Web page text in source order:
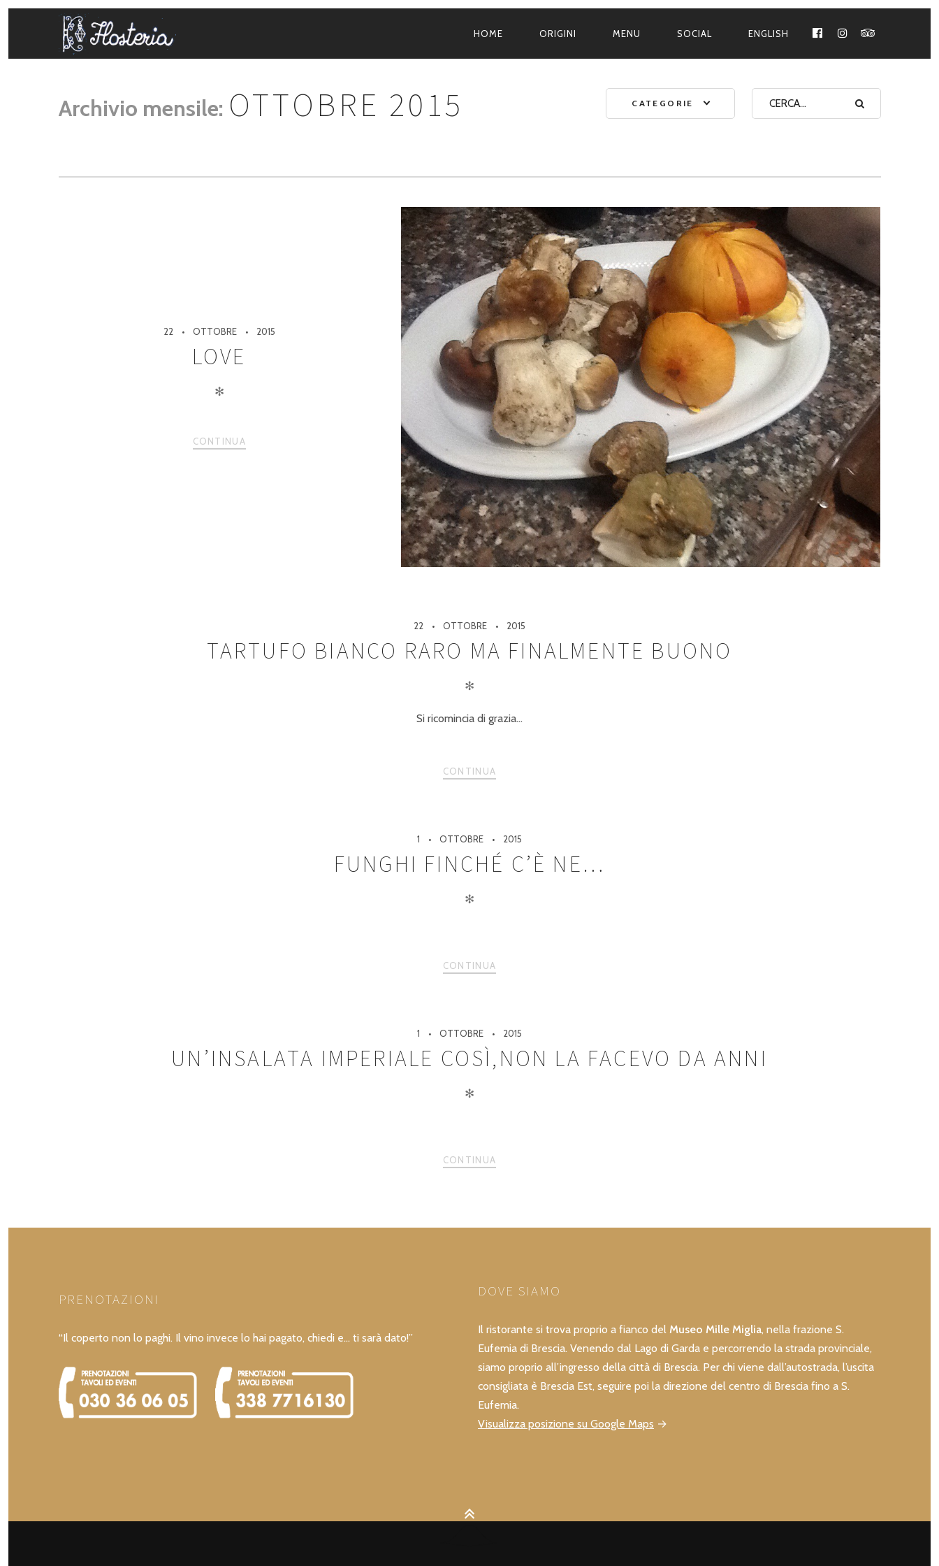
NAVIGAZIONE
HOME ORIGINI MENU SOCIAL ENGLISH
FACEBOOK
INSTAGRAM
Archivio mensile: OTTOBRE 2015 CATEGORIE
22 OTTOBRE 2015
LOVE
✻
CONTINUA
22 OTTOBRE 2015
TARTUFO BIANCO RARO MA FINALMENTE BUONO
✻
Si ricomincia di grazia…
CONTINUA
1 OTTOBRE 2015
FUNGHI FINCHÉ C’È NE…
✻
CONTINUA
1 OTTOBRE 2015
UN’INSALATA IMPERIALE COSÌ,NON LA FACEVO DA ANNI
✻
CONTINUA
PRENOTAZIONI
“Il coperto non lo paghi. Il vino invece lo hai pagato, chiedi e… ti sarà dato!”
DOVE SIAMO
Il ristorante si trova proprio a fianco del Museo Mille Miglia, nella frazione S.
Eufemia di Brescia. Venendo dal Lago di Garda e percorrendo la strada provinciale,
siamo proprio all’ingresso della città di Brescia. Per chi viene dall’autostrada, l’uscita
consigliata è Brescia Est, seguire poi la direzione del centro di Brescia fino a S.
Eufemia.
Visualizza posizione su Google Maps →